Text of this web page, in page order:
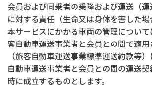
会員および同乗者の乗降および運送（
に対する責任（生命又は身体を害した場
本サービスにかかる車両の管理につい
客自動車運送事業者と会員との間で適
（旅客自動車運送事業標準運送約款等
自動車運送事業者と会員との間の運送
時に成立するものとします。